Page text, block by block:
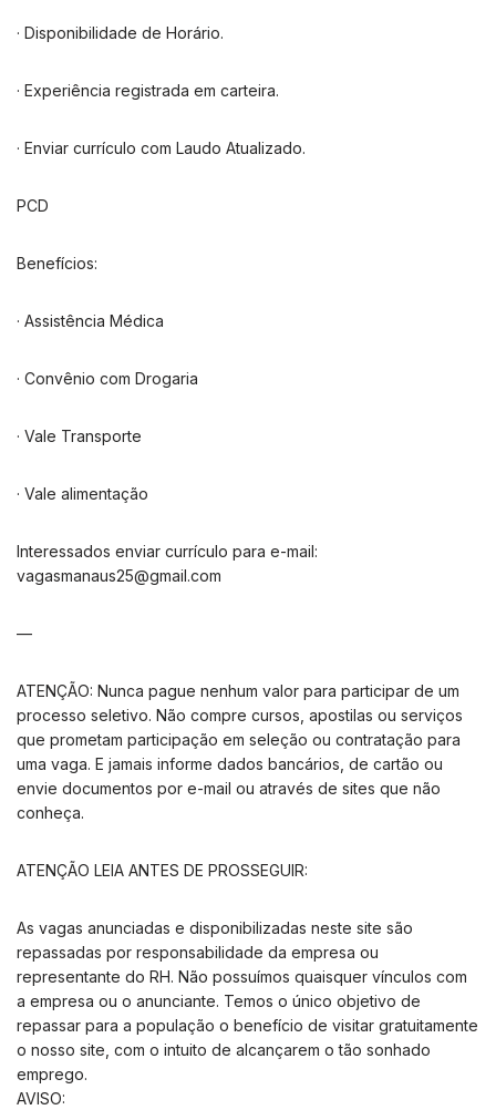
· Disponibilidade de Horário.
· Experiência registrada em carteira.
· Enviar currículo com Laudo Atualizado.
PCD
Benefícios:
· Assistência Médica
· Convênio com Drogaria
· Vale Transporte
· Vale alimentação
Interessados enviar currículo para e-mail:
vagasmanaus25@gmail.com
—
ATENÇÃO: Nunca pague nenhum valor para participar de um
processo seletivo. Não compre cursos, apostilas ou serviços
que prometam participação em seleção ou contratação para
uma vaga. E jamais informe dados bancários, de cartão ou
envie documentos por e-mail ou através de sites que não
conheça.
ATENÇÃO LEIA ANTES DE PROSSEGUIR:
As vagas anunciadas e disponibilizadas neste site são
repassadas por responsabilidade da empresa ou
representante do RH. Não possuímos quaisquer vínculos com
a empresa ou o anunciante. Temos o único objetivo de
repassar para a população o benefício de visitar gratuitamente
o nosso site, com o intuito de alcançarem o tão sonhado
emprego.
AVISO: